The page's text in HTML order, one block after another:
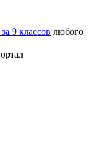
9 классов любого